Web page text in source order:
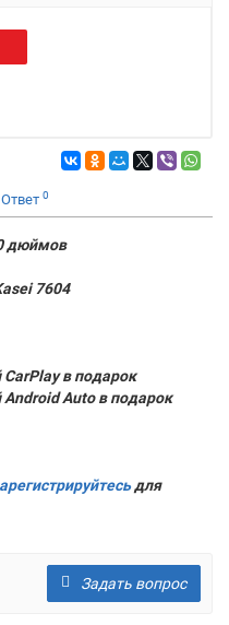
0
дюймов
7604
в подарок
Auto в подарок
для
Задать вопрос